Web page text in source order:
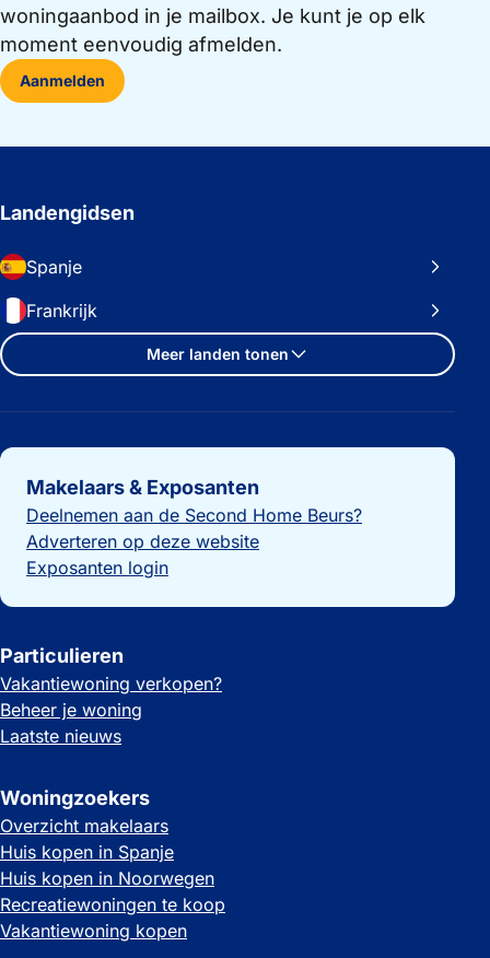
woningaanbod in je mailbox. Je kunt je op elk
moment eenvoudig afmelden.
Aanmelden
Landengidsen
Spanje
Frankrijk
Meer landen tonen
Belangrijke links
Makelaars & Exposanten
Deelnemen aan de Second Home Beurs?
Adverteren op deze website
Exposanten login
Particulieren
Vakantiewoning verkopen?
Beheer je woning
Laatste nieuws
Woningzoekers
Overzicht makelaars
Huis kopen in Spanje
Huis kopen in Noorwegen
Recreatiewoningen te koop
Vakantiewoning kopen